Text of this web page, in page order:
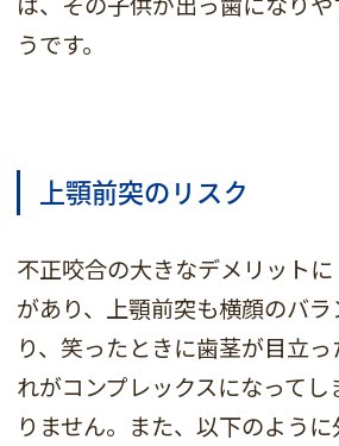
うです。
上顎前突のリスク
不正咬合の大きなデメリットに
があり、上顎前突も横顔のバ
り、笑ったときに歯茎が目立
れがコンプレックスになって
りません。また、以下のよう